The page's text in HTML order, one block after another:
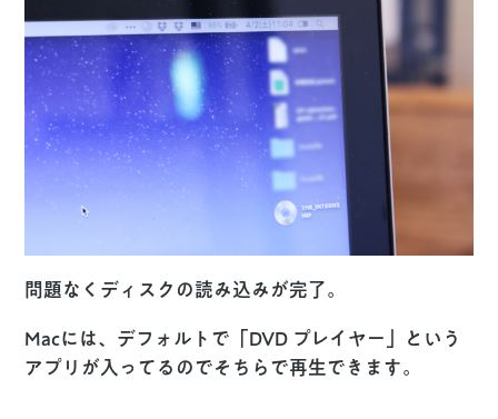
問題なくディスクの読み込みが完了。
Macには、デフォルトで「DVD プレイヤー」という
アプリが入ってるのでそちらで再生できます。